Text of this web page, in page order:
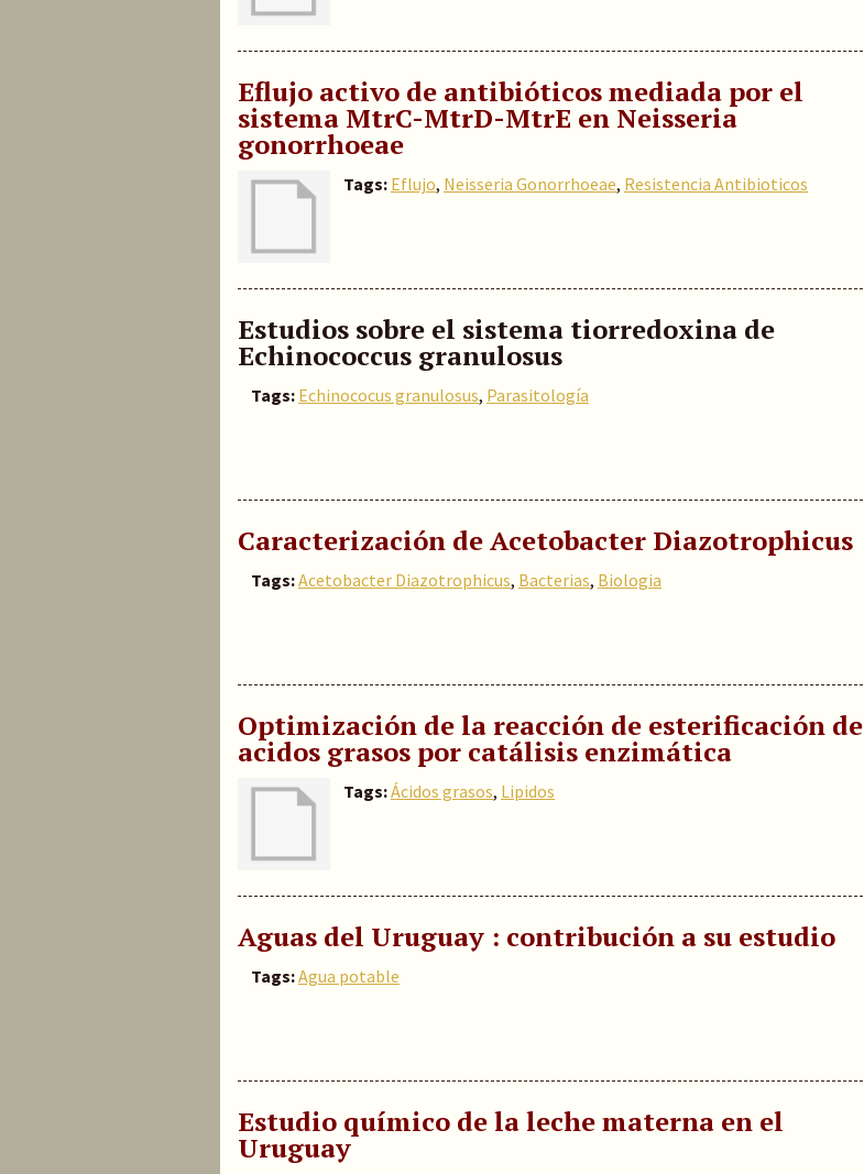
Eflujo activo de antibióticos mediada por el
sistema MtrC-MtrD-MtrE en Neisseria
gonorrhoeae
Tags: Eflujo, Neisseria Gonorrhoeae, Resistencia Antibioticos
Estudios sobre el sistema tiorredoxina de
Echinococcus granulosus
Tags: Echinococus granulosus, Parasitología
Caracterización de Acetobacter Diazotrophicus
Tags:Acetobacter Diazotrophicus, Bacterias, Biologia
Optimización de la reacción de esterificación de
acidos grasos por catálisis enzimática
Tags:Ácidos grasos, Lipidos
Aguas del Uruguay : contribución a su estudio
Tags:Agua potable
Estudio químico de la leche materna en el
Uruguay